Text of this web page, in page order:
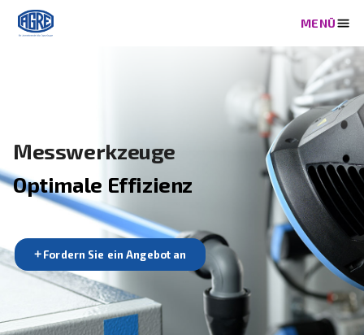
Messwerkzeuge
Optimale Effizienz
Fordern Sie ein Angebot an